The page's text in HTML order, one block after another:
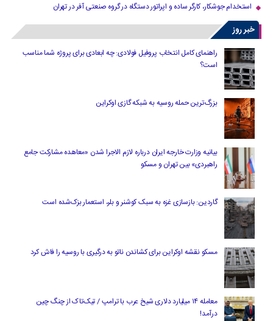
استخدام جوشکار، کارگر ساده و اپراتور دستگاه در گروه صنعتی آفر در تهران
خبر روز
راهنمای کامل انتخاب پروفیل فولادی: چه ابعادی برای پروژه شما مناسب
است؟
بزرگ‌ترین حمله روسیه به شبکه گازی اوکراین
بیانیه وزارت خارجه ایران درباره لازم‌ الاجرا شدن «معاهده مشارکت جامع
راهبردی» بین تهران و مسکو
گاردین: بازسازی غزه به سبک کوشنر و بلر، استعمار بزک‌شده است
مسکو نقشه اوکراین برای کشاندن ناتو به درگیری با روسیه را فاش کرد
معامله ۱۴ میلیارد دلاری شیخ عرب با ترامپ / تیک‌تاک از چنگ چین
درآمد!